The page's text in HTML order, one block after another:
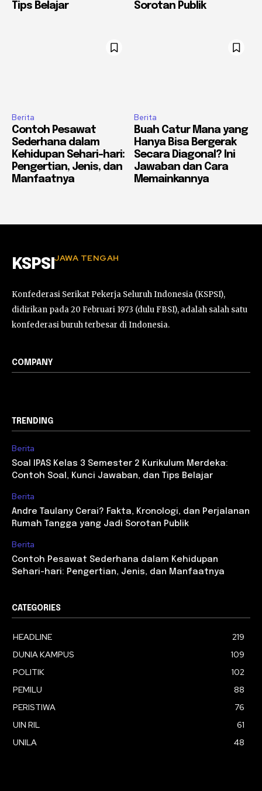
Tips Belajar
Sorotan Publik
Berita
Contoh Pesawat
Sederhana dalam
Kehidupan Sehari-hari:
Pengertian, Jenis, dan
Manfaatnya
Berita
Buah Catur Mana yang
Hanya Bisa Bergerak
Secara Diagonal? Ini
Jawaban dan Cara
Memainkannya
KSPSI JAWA TENGAH
Konfederasi Serikat Pekerja Seluruh Indonesia (KSPSI),
didirikan pada 20 Februari 1973 (dulu FBSI), adalah salah satu
konfederasi buruh terbesar di Indonesia.
COMPANY
TRENDING
Berita
Soal IPAS Kelas 3 Semester 2 Kurikulum Merdeka:
Contoh Soal, Kunci Jawaban, dan Tips Belajar
Berita
Andre Taulany Cerai? Fakta, Kronologi, dan Perjalanan
Rumah Tangga yang Jadi Sorotan Publik
Berita
Contoh Pesawat Sederhana dalam Kehidupan
Sehari-hari: Pengertian, Jenis, dan Manfaatnya
CATEGORIES
HEADLINE
219
DUNIA KAMPUS
109
POLITIK
102
PEMILU
88
PERISTIWA
76
UIN RIL
61
UNILA
48